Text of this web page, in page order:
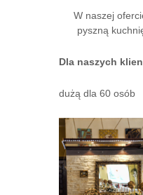
W naszej
pyszną
Dla naszych
dużą dla 60 osób